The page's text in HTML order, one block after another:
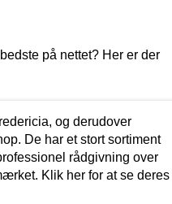
på nettet? Her er der
og derudover
De har et stort sortiment
rådgivning over
Klik her for at se deres